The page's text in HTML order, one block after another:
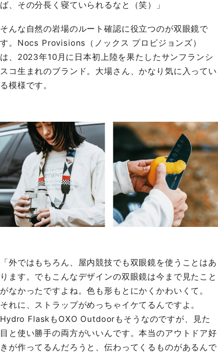
ば、その分長く寝ていられるなと（笑）」
そんな自然の岩場のルート確認に役立つのが双眼鏡で
す。Nocs Provisions（ノックス プロビジョンズ）
は、2023年10月に日本初上陸を果たしたサンフランシ
スコ生まれのブランド。大場さん、かなり気に入ってい
る模様です。
「外ではもちろん、屋内競技でも双眼鏡を使うことはあ
ります。でもこんなデザインの双眼鏡は今まで見たこと
がなかったですよね。色も形もとにかくかわいくて。
それに、ストラップがめっちゃイケてるんですよ。
Hydro FlaskもOXO Outdoorもそうなのですが、見た
目と使い勝手の両方がいいんです。本当のアウトドア好
きが作ってるんだろうと、伝わってくるものがあるんで